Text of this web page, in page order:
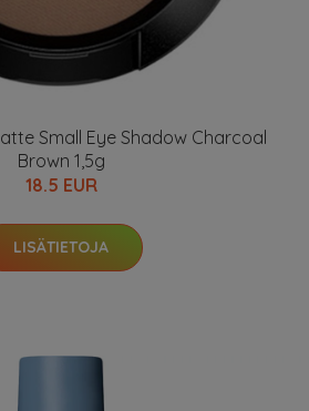
Small Eye Shadow Charcoal
Brown 1,5g
18.5 EUR
LISÄTIETOJA